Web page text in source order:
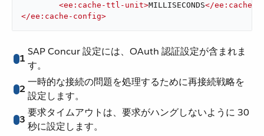
<ee:cache-ttl-unit>MILLISECONDS</
</ee:cache-config>
1
SAP Concur 設定には、OAuth 認証設定が含まれま
す。
2
一時的な接続の問題を処理するために再接続戦略を
設定します。
3
要求タイムアウトは、要求がハングしないように 30
秒に設定します。